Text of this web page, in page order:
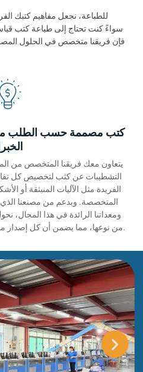
سواءً كنت تحتاج إلى طباعة كتب
فإن فريقنا متخصص في الحلول
كتب مصممة حسب الطلب
يتعاون معك فريقنا المتخصص من
التشطيبات عن كثب لتخصيص كل
الفريدة مثل الآليات المنبثقة أو
ومعداتنا الرائدة في هذا المجال،
من نوعها، مما يضمن أن كل إصدار مخصص يلبي أعلى معايير الحرفية.